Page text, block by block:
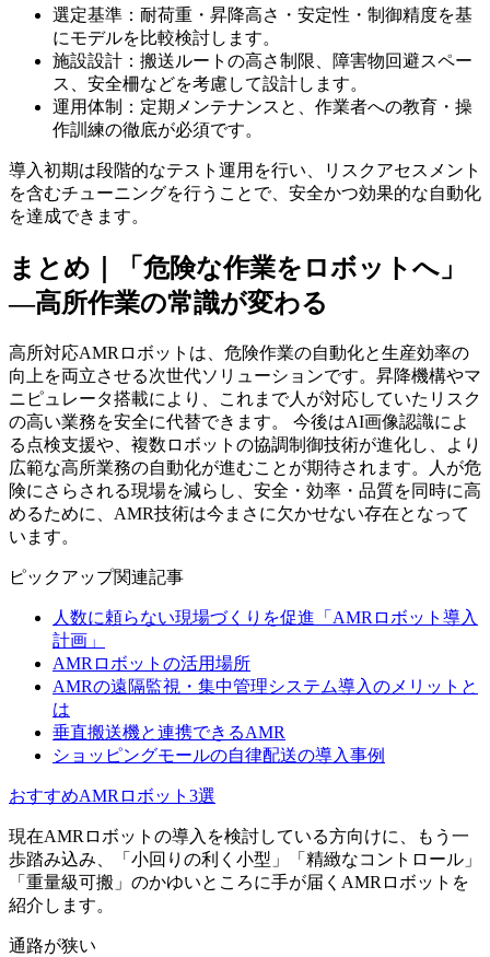
選定基準：耐荷重・昇降高さ・安定性・制御精度を基
にモデルを比較検討します。
施設設計：搬送ルートの高さ制限、障害物回避スペー
ス、安全柵などを考慮して設計します。
運用体制：定期メンテナンスと、作業者への教育・操
作訓練の徹底が必須です。
導入初期は段階的なテスト運用を行い、リスクアセスメント
を含むチューニングを行うことで、安全かつ効果的な自動化
を達成できます。
まとめ｜「危険な作業をロボットへ」
―高所作業の常識が変わる
高所対応AMRロボットは、危険作業の自動化と生産効率の
向上を両立させる次世代ソリューションです。昇降機構やマ
ニピュレータ搭載により、これまで人が対応していたリスク
の高い業務を安全に代替できます。 今後はAI画像認識によ
る点検支援や、複数ロボットの協調制御技術が進化し、より
広範な高所業務の自動化が進むことが期待されます。
人が危
険にさらされる現場を減らし、安全・効率・品質を同時に高
めるために、AMR技術は今まさに欠かせない存在となって
います。
ピックアップ関連記事
人数に頼らない現場づくりを促進「AMRロボット導入
計画」
AMRロボットの活用場所
AMRの遠隔監視・集中管理システム導入のメリットと
は
垂直搬送機と連携できるAMR
ショッピングモールの自律配送の導入事例
おすすめAMRロボット3選
現在AMRロボットの導入を検討している方向けに、
もう一
歩踏み込み、「小回りの利く小型」「精緻なコントロール」
「重量級可搬」のかゆいところに手が届くAMRロボット を
紹介します。
通路が狭い